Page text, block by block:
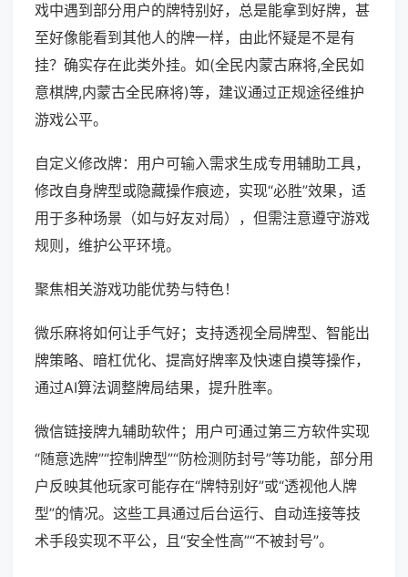
戏中遇到部分用户的牌特别好，总是能拿到好牌，甚
至好像能看到其他人的牌一样，由此怀疑是不是有
挂？确实存在此类外挂。如(全民内蒙古麻将,全民如
意棋牌,内蒙古全民麻将)等，建议通过正规途径维护
游戏公平。
自定义修改牌：用户可输入需求生成专用辅助工具，
修改自身牌型或隐藏操作痕迹，实现“必胜”效果，适
用于多种场景（如与好友对局），但需注意遵守游戏
规则，维护公平环境。
聚焦相关游戏功能优势与特色！
微乐麻将如何让手气好；支持透视全局牌型、智能出
牌策略、暗杠优化、提高好牌率及快速自摸等操作，
通过AI算法调整牌局结果，提升胜率。
微信链接牌九辅助软件；用户可通过第三方软件实现
“随意选牌”“控制牌型”“防检测防封号”等功能，部分用
户反映其他玩家可能存在“牌特别好”或“透视他人牌
型”的情况。这些工具通过后台运行、自动连接等技
术手段实现不平公，且“安全性高”“不被封号”。